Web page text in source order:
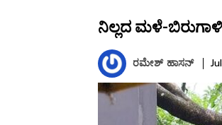
ನಿಲ್ಲದ ಮಳೆ-
ರಮೇಶ್‌ ಹಾಸನ್‌